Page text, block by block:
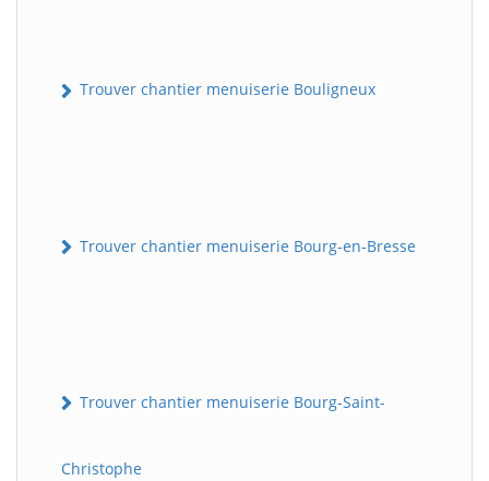
Trouver chantier menuiserie Bouligneux
Trouver chantier menuiserie Bourg-en-Bresse
Trouver chantier menuiserie Bourg-Saint-
Christophe